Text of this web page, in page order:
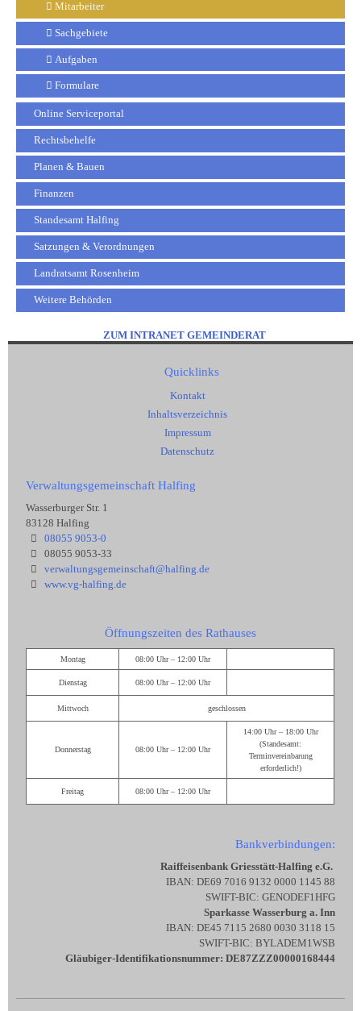
Mitarbeiter
Sachgebiete
Aufgaben
Formulare
Online Serviceportal
Rechtsbehelfe
Planen & Bauen
Finanzen
Standesamt Halfing
Satzungen & Verordnungen
Landratsamt Rosenheim
Weitere Behörden
ZUM INTRANET GEMEINDERAT
Quicklinks
Kontakt
Inhaltsverzeichnis
Impressum
Datenschutz
Verwaltungsgemeinschaft Halfing
Wasserburger Str. 1
83128 Halfing
08055 9053-0
08055 9053-33
verwaltungsgemeinschaft@halfing.de
www.vg-halfing.de
Öffnungszeiten des Rathauses
Montag 08:00 Uhr – 12:00 Uhr
Dienstag 08:00 Uhr – 12:00 Uhr
Mittwoch geschlossen
Donnerstag 08:00 Uhr – 12:00 Uhr
14:00 Uhr – 18:00 Uhr
(Standesamt:
Terminvereinbarung
erforderlich!)
Freitag 08:00 Uhr – 12:00 Uhr
Bankverbindungen:
Raiffeisenbank Griesstätt-Halfing e.G.
IBAN: DE69 7016 9132 0000 1145 88
SWIFT-BIC: GENODEF1HFG
Sparkasse Wasserburg a. Inn
IBAN: DE45 7115 2680 0030 3118 15
SWIFT-BIC: BYLADEM1WSB
Gläubiger-Identifikationsnummer: DE87ZZZ00000168444